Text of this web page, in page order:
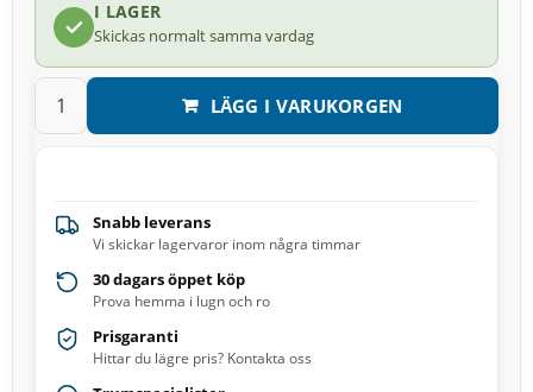
I LAGER
Skickas normalt samma vardag
LÄGG I VARUKORGEN
Snabb leverans
Vi skickar lagervaror inom några timmar
30 dagars öppet köp
Prova hemma i lugn och ro
Prisgaranti
Hittar du lägre pris? Kontakta oss